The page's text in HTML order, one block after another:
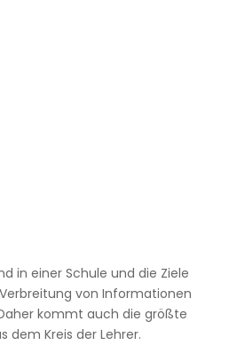
in einer Schule und die Ziele
von Informationen
kommt auch die größte
dem Kreis der Lehrer.